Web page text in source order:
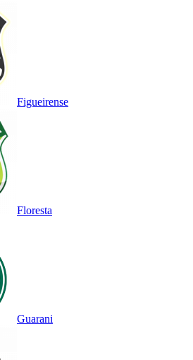
Figueirense
Floresta
Guarani